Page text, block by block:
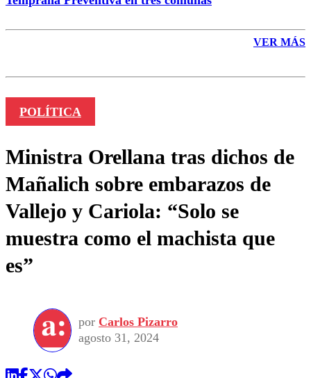
VER MÁS
POLÍTICA
Ministra Orellana tras dichos de
Mañalich sobre embarazos de
Vallejo y Cariola: “Solo se
muestra como el machista que
es”
por Carlos Pizarro
agosto 31, 2024